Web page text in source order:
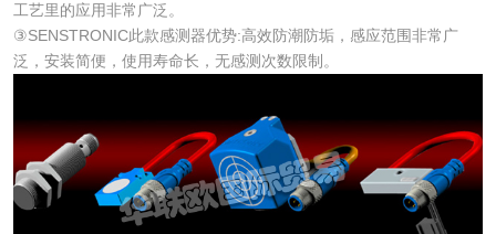
工艺里的应用非常广泛。
③SENSTRONIC此款感测器优势:高效防潮防垢，感应范围非常广
泛，安装简便，使用寿命长，无感测次数限制。